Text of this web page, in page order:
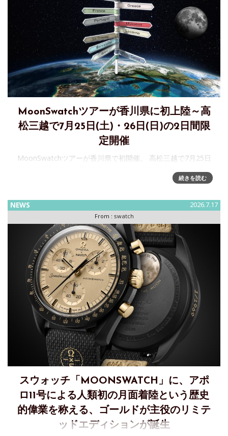
MoonSwatchツアーが香川県に初上陸～高
松三越で7月25日(土)・26日(日)の2日間限
定開催
MoonSwatchツアーが香川県で初開催。 高松三越で7月25日
ーションで誕生した「Bioceramic MoonSwatch」コレクショ
続きを読む
NEWS 2026.7.17
From : swatch
スウォッチ「MOONSWATCH」に、アポ
ロ11号による人類初の月面着陸という歴史
的偉業を称える、ゴールドが主役のリミテ
ッドエディションが誕生